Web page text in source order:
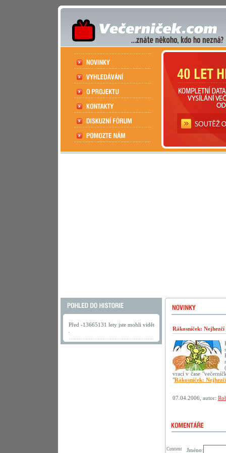
Před -13665131 lety jste mohli vidět
Rákosníček:
vrací v čase
"Rákosníček:
07.04.2006, autor:
Jméno:
Content